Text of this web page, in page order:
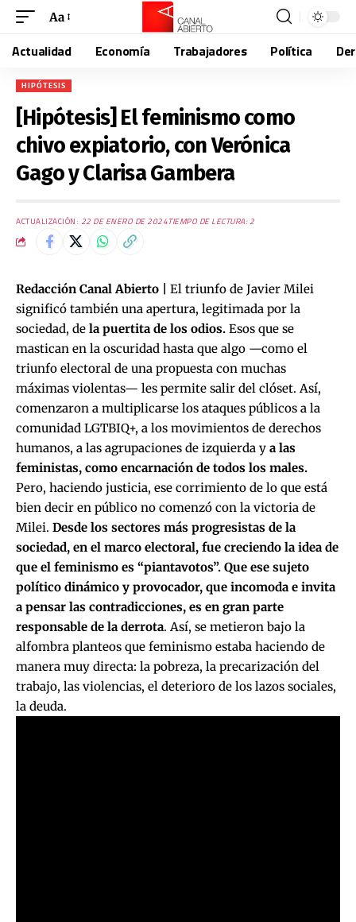
Aa
Actualidad Economía Trabajadores Política
HIPÓTESIS
[Hipótesis] El feminismo como
chivo expiatorio, con Verónica
Gago y Clarisa Gambera
ACTUALIZACIÓN: 22 DE ENERO DE 2024TIEMPO DE LECTURA: 2
Redacción Canal Abierto |
El triunfo de Javier Milei
significó también una apertura, legitimada por la
sociedad, de la puertita de los odios. Esos que se
mastican en la oscuridad hasta que algo —como el
triunfo electoral de una propuesta con muchas
máximas violentas— les permite salir del clóset. Así,
comenzaron a multiplicarse los ataques públicos a la
comunidad LGTBIQ+, a los movimientos de derechos
humanos, a las agrupaciones de izquierda y a las
feministas, como encarnación de todos los males.
Pero, haciendo justicia, ese corrimiento de lo que está
bien decir en público no comenzó con la victoria de
Milei. Desde los sectores más progresistas de la
sociedad, en el marco electoral, fue creciendo la idea de
que el feminismo es “piantavotos”. Que ese sujeto
político dinámico y provocador, que incomoda e invita
a pensar las contradicciones, es en gran parte
responsable de la derrota. Así, se metieron bajo la
alfombra planteos que feminismo estaba haciendo de
manera muy directa: la pobreza, la precarización del
trabajo, las violencias, el deterioro de los lazos sociales,
la deuda.